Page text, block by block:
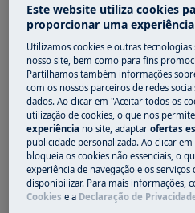
Antes de qualquer operação
desligue o aparelho e retire
Sempre tome cuidado ao
os aparelhos pesados são
para movê-los.
Sempre use luvas de
Observe que o reparo
profissional pode ter
Este website utiliza cookies
proporcionar uma
Utilizamos cookies e outras
nosso site, bem como para fins
Partilhamos também informações
com os nossos parceiros de redes
dados. Ao clicar em "Aceitar todos os
utilização de cookies, o que nos
experiência no site, adaptarofertas
publicidade personalizada. Ao clicar em
bloqueia os cookies não essenciais, o
experiência de navegação e os
disponibilizar. Para mais informações,
Cookies e a Declaração de